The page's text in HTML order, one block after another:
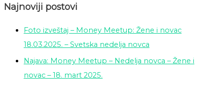
Najnoviji postovi
Foto izveštaj – Money Meetup: Žene i novac
18.03.2025. – Svetska nedelja novca
Najava: Money Meetup – Nedelja novca – Žene i
novac – 18. mart 2025.